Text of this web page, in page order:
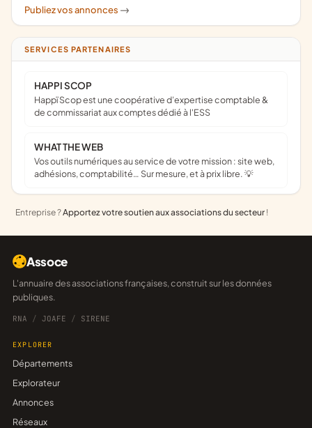
Publiez vos annonces ->
SERVICES PARTENAIRES
HAPPI SCOP
Happï Scop est une coopérative d’expertise comptable &
de commissariat aux comptes dédié à l'ESS
WHAT THE WEB
Vos outils numériques au service de votre mission : site web,
adhésions, comptabilité… Sur mesure, et à prix libre. 💡
Entreprise ?Apportez votre soutien aux associations du secteur !
Assoce
L'annuaire des associations françaises, construit sur les données
publiques.
RNA / JOAFE / SIRENE
EXPLORER
Départements
Explorateur
Annonces
Réseaux